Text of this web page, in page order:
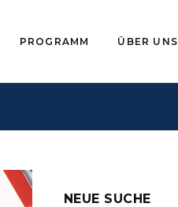
PROGRAMM ÜBER UNS
NEUE SUCHE